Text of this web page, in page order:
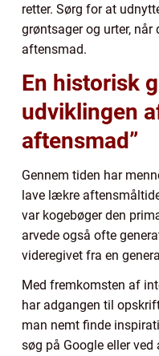
retter. Sørg for at
grøntsager og urter,
aftensmad.
En historisk
udviklingen
aftensmad”
Gennem tiden har
lave lækre
var kogebøger den
arvede også ofte
videregivet fra en
Med fremkomsten af
har adgangen til
man nemt finde
søg på Google eller